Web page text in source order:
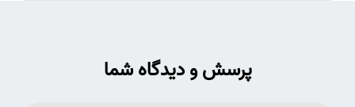
پرسش و دیدگاه شما